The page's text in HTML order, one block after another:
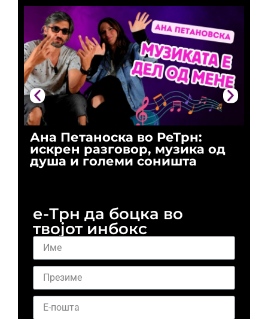
Ана Петаноска во РеТрн:
искрен разговор, музика од
душа и големи соништа
е-Трн да боцка во
твојот инбокс